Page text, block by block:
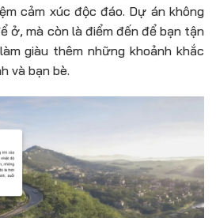
cảm xúc độc đáo. Dự án không
ở, mà còn là điểm đến để bạn tận
giàu thêm những khoảnh khắc
và bạn bè.